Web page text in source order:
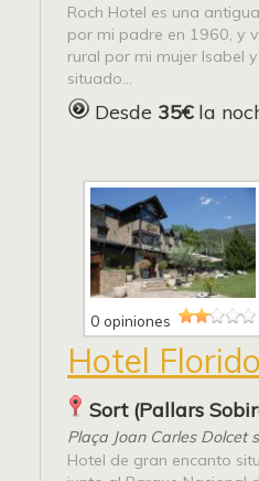
Roch Hotel es una
por mi padre en 1960, y
rural por mi mujer Isabel
situado...
Desde 35€la
0 opiniones
Hotel Florido
Sort (Pallars
Plaça Joan Carles Dolcet
Hotel de gran encanto